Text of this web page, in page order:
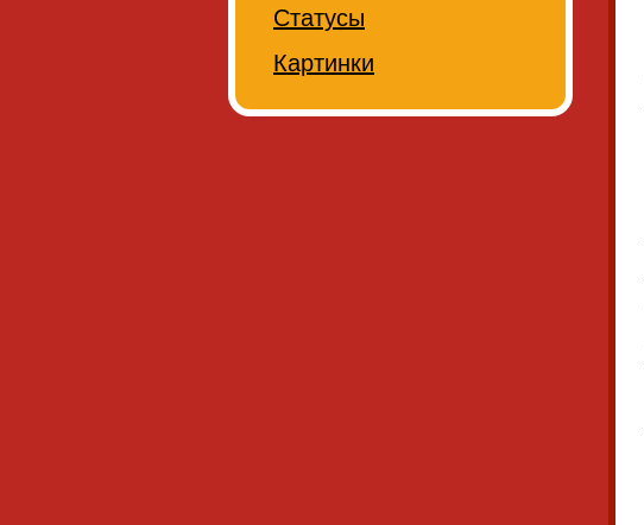
Статусы
Картинки